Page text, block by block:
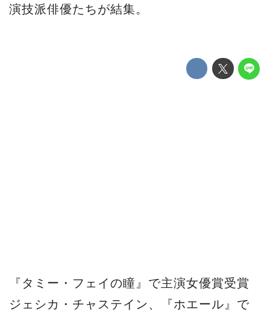
演技派俳優たちが結集。
『タミー・フェイの瞳』で主演女優賞受賞
ジェシカ・チャステイン、『ホエール』で